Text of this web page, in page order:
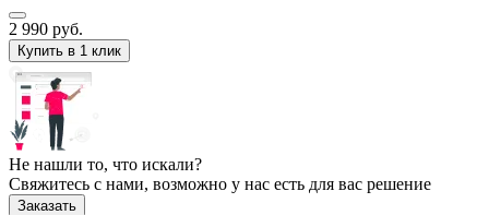
2 990 руб.
Купить в 1 клик
Не нашли то, что искали?
Свяжитесь с нами, возможно у нас есть для вас решение
Заказать